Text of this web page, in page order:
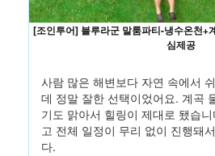
[조인투어] 블루라군 말룸파티-냉수온천+
심제공
사람 많은 해변보다 자연 속에서
데 정말 잘한 선택이었어요. 계곡
기도 맑아서 힐링이 제대로 됐습
고 전체 일정이 무리 없이 진행돼
다.